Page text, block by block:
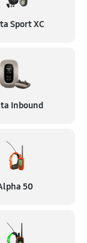
Sport XC
Inbound
50